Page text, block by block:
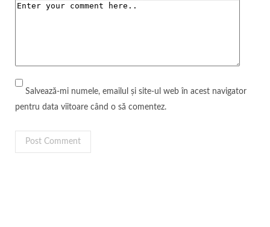
Salvează-mi numele, emailul și site-ul web în acest navigator
pentru data viitoare când o să comentez.